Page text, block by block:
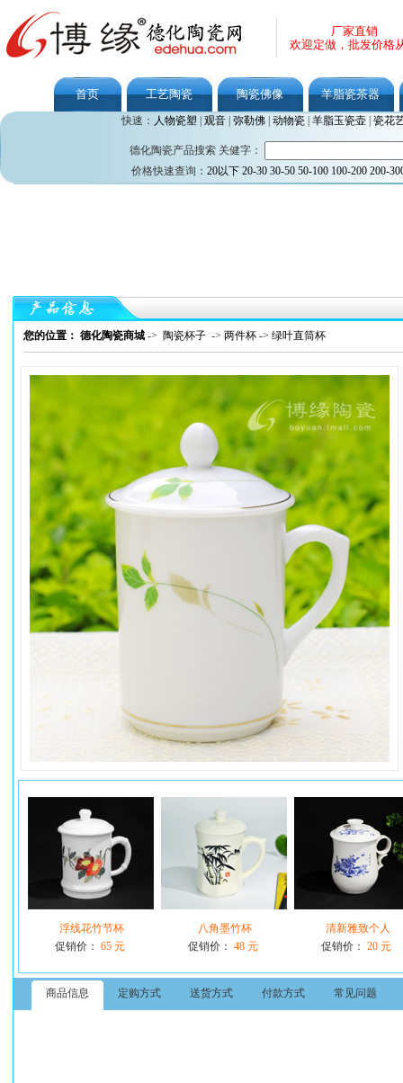
厂家直销
欢迎定做，批发价格
首页 工艺陶瓷 陶瓷佛像 羊脂瓷茶器
快速： 人物瓷塑 观音| 弥勒佛| 动物瓷| 羊脂玉瓷壶| 瓷花
德化陶瓷产品搜索 关健字：
价格快速查询： 20以下 20-30 30-50 50-100 100-200 200-
您的位置： 德化陶瓷商城 -> 陶瓷杯子 -> 两件杯 -> 绿叶直筒杯
浮线花竹节杯
促销价： 65 元
八角墨竹杯
促销价： 48 元
清新雅致个人
促销价： 20 元
商品信息 定购方式 送货方式 付款方式 常见问题